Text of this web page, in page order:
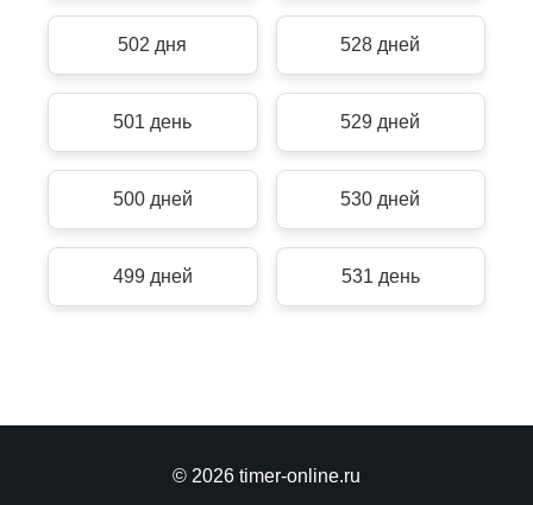
502 дня 528 дней
501 день 529 дней
500 дней 530 дней
499 дней 531 день
© 2026 timer-online.ru